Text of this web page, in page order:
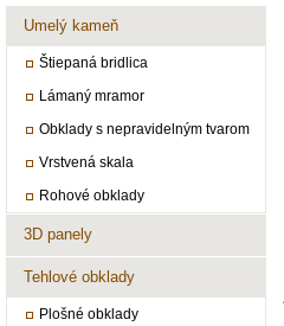
Umelý kameň
Štiepaná bridlica
Lámaný mramor
Obklady s nepravidelným tvarom
Vrstvená skala
Rohové obklady
3D panely
Tehlové obklady
Plošné obklady